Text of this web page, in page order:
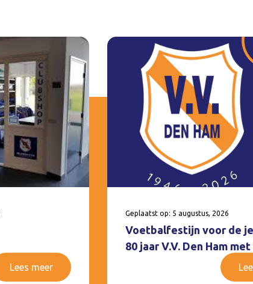
Lees meer
Geplaatst op: 5 augustus, 2026
Voetbalfestijn voor de
80 jaar V.V. Den Ham